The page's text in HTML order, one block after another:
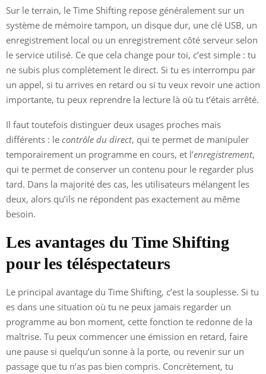
Sur le terrain, le Time Shifting repose généralement sur un
système de mémoire tampon, un disque dur, une clé USB, un
enregistrement local ou un enregistrement côté serveur selon
le service utilisé. Ce que cela change pour toi, c’est simple : tu
ne subis plus complètement le direct. Si tu es interrompu par
un appel, si tu arrives en retard ou si tu veux revoir une action
importante, tu peux reprendre la lecture là où tu t’étais arrêté.
Il faut toutefois distinguer deux usages proches mais
différents : le contrôle du direct, qui te permet de manipuler
temporairement un programme en cours, et l’enregistrement,
qui te permet de conserver un contenu pour le regarder plus
tard. Dans la majorité des cas, les utilisateurs mélangent les
deux, alors qu’ils ne répondent pas exactement au même
besoin.
Les avantages du Time Shifting
pour les téléspectateurs
Le principal avantage du Time Shifting, c’est la souplesse. Si tu
es dans une situation où tu ne peux jamais regarder un
programme au bon moment, cette fonction te redonne de la
maîtrise. Tu peux commencer une émission en retard, faire
une pause si quelqu’un sonne à la porte, ou revenir sur un
passage que tu n’as pas bien compris. Concrètement, tu